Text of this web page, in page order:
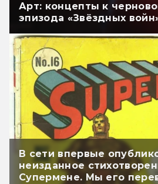
Арт: концепты к
эпизода «Звёздных
В сети впервые
неизданное
Супермене. Мы его